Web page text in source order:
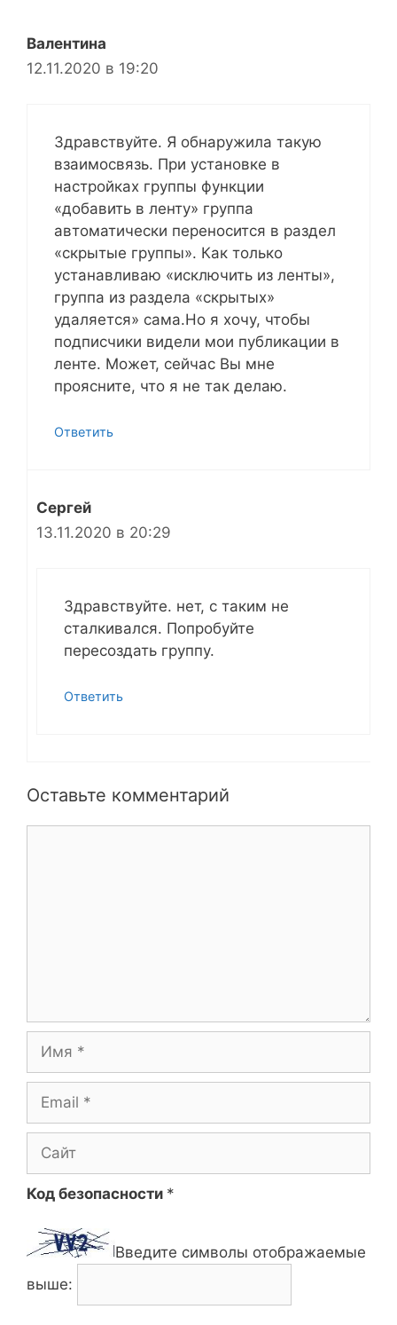
Валентина
12.11.2020 в 19:20
Здравствуйте. Я обнаружила такую
взаимосвязь. При установке в
настройках группы функции
«добавить в ленту» группа
автоматически переносится в раздел
«скрытые группы». Как только
устанавливаю «исключить из ленты»,
группа из раздела «скрытых»
удаляется» сама.Но я хочу, чтобы
подписчики видели мои публикации в
ленте. Может, сейчас Вы мне
проясните, что я не так делаю.
Ответить
Сергей
13.11.2020 в 20:29
Здравствуйте. нет, с таким не
сталкивался. Попробуйте
пересоздать группу.
Ответить
Оставьте комментарий
Имя
Email
Сайт
Код безопасности *
Введите символы отображаемые
выше: